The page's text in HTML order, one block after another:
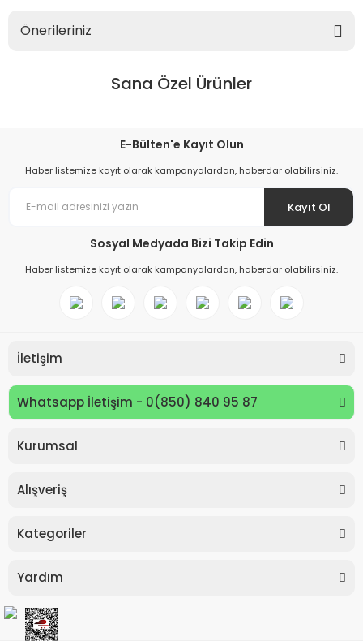
Önerileriniz
Sana Özel Ürünler
E-Bülten'e Kayıt Olun
Haber listemize kayıt olarak kampanyalardan, haberdar olabilirsiniz.
Kayıt Ol
Sosyal Medyada Bizi Takip Edin
Haber listemize kayıt olarak kampanyalardan, haberdar olabilirsiniz.
İletişim
Whatsapp İletişim - 0(850) 840 95 87
Kurumsal
Alışveriş
Kategoriler
Yardım